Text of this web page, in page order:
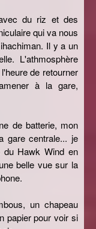
du riz et des
qui va nous
Il y a un
L'athmosphère
de retourner
à la gare,
de batterie, mon
gare centrale... je
du Hawk Wind en
belle vue sur la
un chapeau
papier pour voir si